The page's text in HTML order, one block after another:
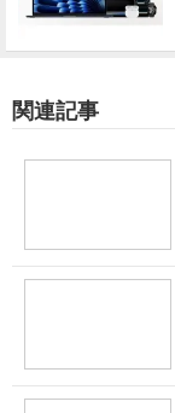
関連記事